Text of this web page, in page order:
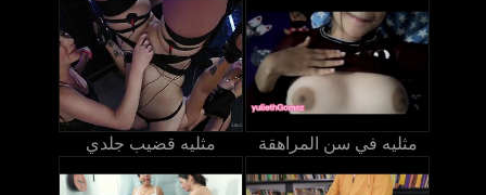
مثليه قضيب جلدي مثليه في سن المراهقة